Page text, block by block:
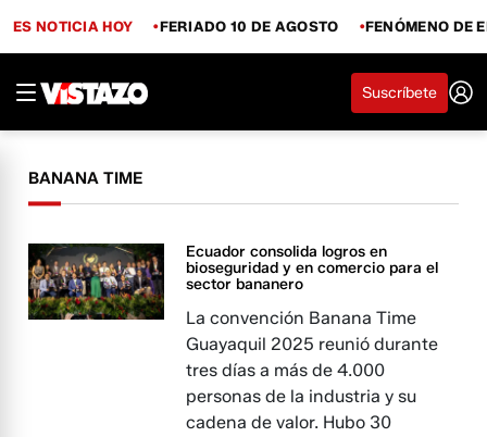
ES NOTICIA HOY FERIADO 10 DE AGOSTO FENÓMENO DE
Suscríbete
BANANA TIME
Ecuador consolida logros en
bioseguridad y en comercio para el
sector bananero
La convención Banana Time
Guayaquil 2025 reunió durante
tres días a más de 4.000
personas de la industria y su
cadena de valor. Hubo 30